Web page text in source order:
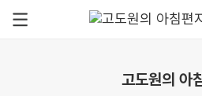
고도원의 아